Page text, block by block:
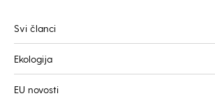
Svi članci
Ekologija
EU novosti